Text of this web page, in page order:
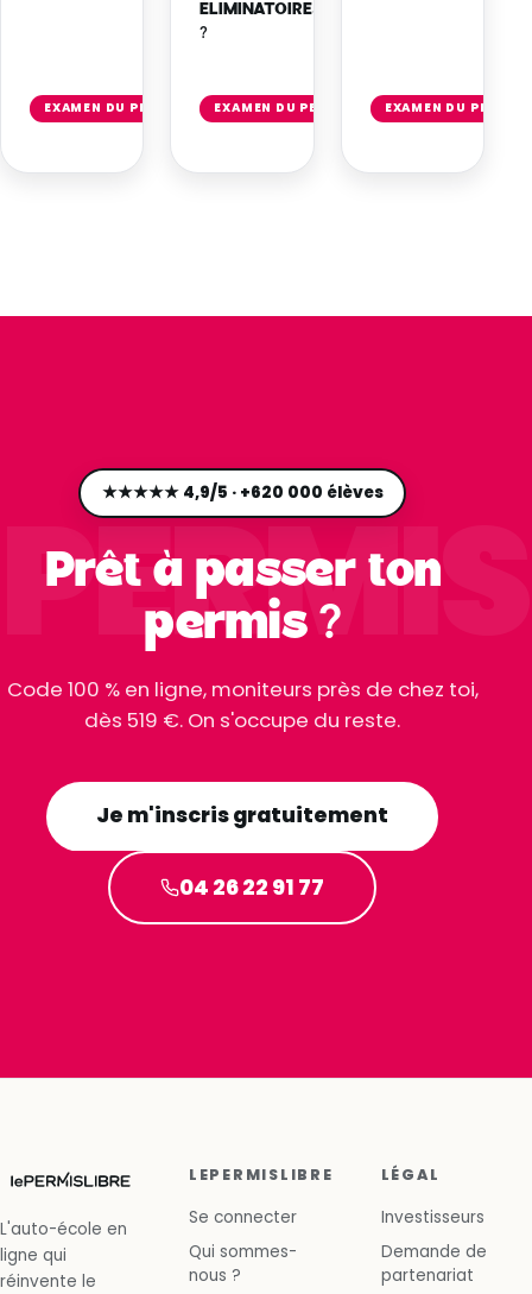
EXAMEN DU PERMIS
l'article
ÉLIMINATOIRES
?
EXAMEN DU PERMIS
l'article
EXAMEN DU PERMIS
PERMIS
★★★★★ 4,9/5 · +620 000 élèves
Prêt à passer ton
permis ?
Code 100 % en ligne, moniteurs près de chez toi,
dès 519 €. On s'occupe du reste.
Je m'inscris gratuitement
04 26 22 91 77
L'auto-école en
ligne qui
réinvente le
LEPERMISLIBRE
Se connecter
Qui sommes-
nous ?
LÉGAL
Investisseurs
Demande de
partenariat